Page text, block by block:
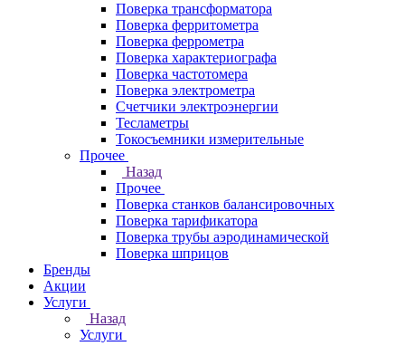
Поверка трансформатора
Поверка ферритометра
Поверка феррометра
Поверка характериографа
Поверка частотомера
Поверка электрометра
Счетчики электроэнергии
Тесламетры
Токосъемники измерительные
Прочее
Назад
Прочее
Поверка станков балансировочных
Поверка тарификатора
Поверка трубы аэродинамической
Поверка шприцов
Бренды
Акции
Услуги
Назад
Услуги